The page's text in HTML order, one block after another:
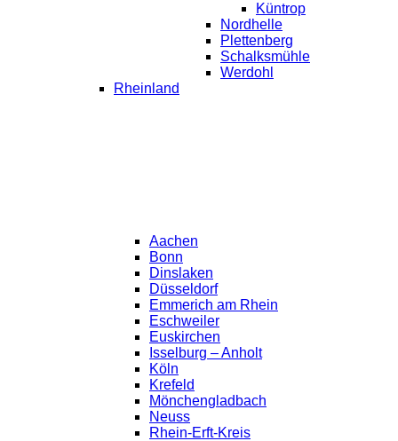
Küntrop
Nordhelle
Plettenberg
Schalksmühle
Werdohl
Rheinland
Aachen
Bonn
Dinslaken
Düsseldorf
Emmerich am Rhein
Eschweiler
Euskirchen
Isselburg – Anholt
Köln
Krefeld
Mönchengladbach
Neuss
Rhein-Erft-Kreis